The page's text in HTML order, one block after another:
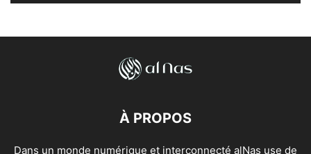
À PROPOS
Dans un monde numérique et interconnecté alNas use de